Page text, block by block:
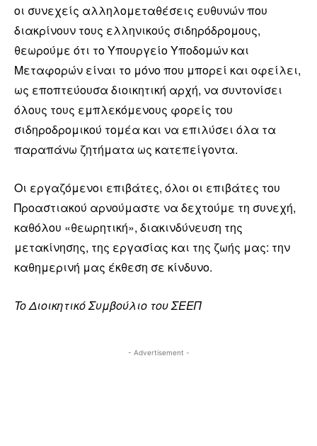
οι συνεχείς αλληλομεταθέσεις ευθυνών που
διακρίνουν τους ελληνικούς σιδηρόδρομους,
θεωρούμε ότι το Υπουργείο Υποδομών και
Μεταφορών είναι το μόνο που μπορεί και οφείλει,
ως εποπτεύουσα διοικητική αρχή, να συντονίσει
όλους τους εμπλεκόμενους φορείς του
σιδηροδρομικού τομέα και να επιλύσει όλα τα
παραπάνω ζητήματα ως κατεπείγοντα.
Οι εργαζόμενοι επιβάτες, όλοι οι επιβάτες του
Προαστιακού αρνούμαστε να δεχτούμε τη συνεχή,
καθόλου «θεωρητική», διακινδύνευση της
μετακίνησης, της εργασίας και της ζωής μας: την
καθημερινή μας έκθεση σε κίνδυνο.
To Διοικητικό Συμβούλιο του ΣΕΕΠ
- Advertisement -